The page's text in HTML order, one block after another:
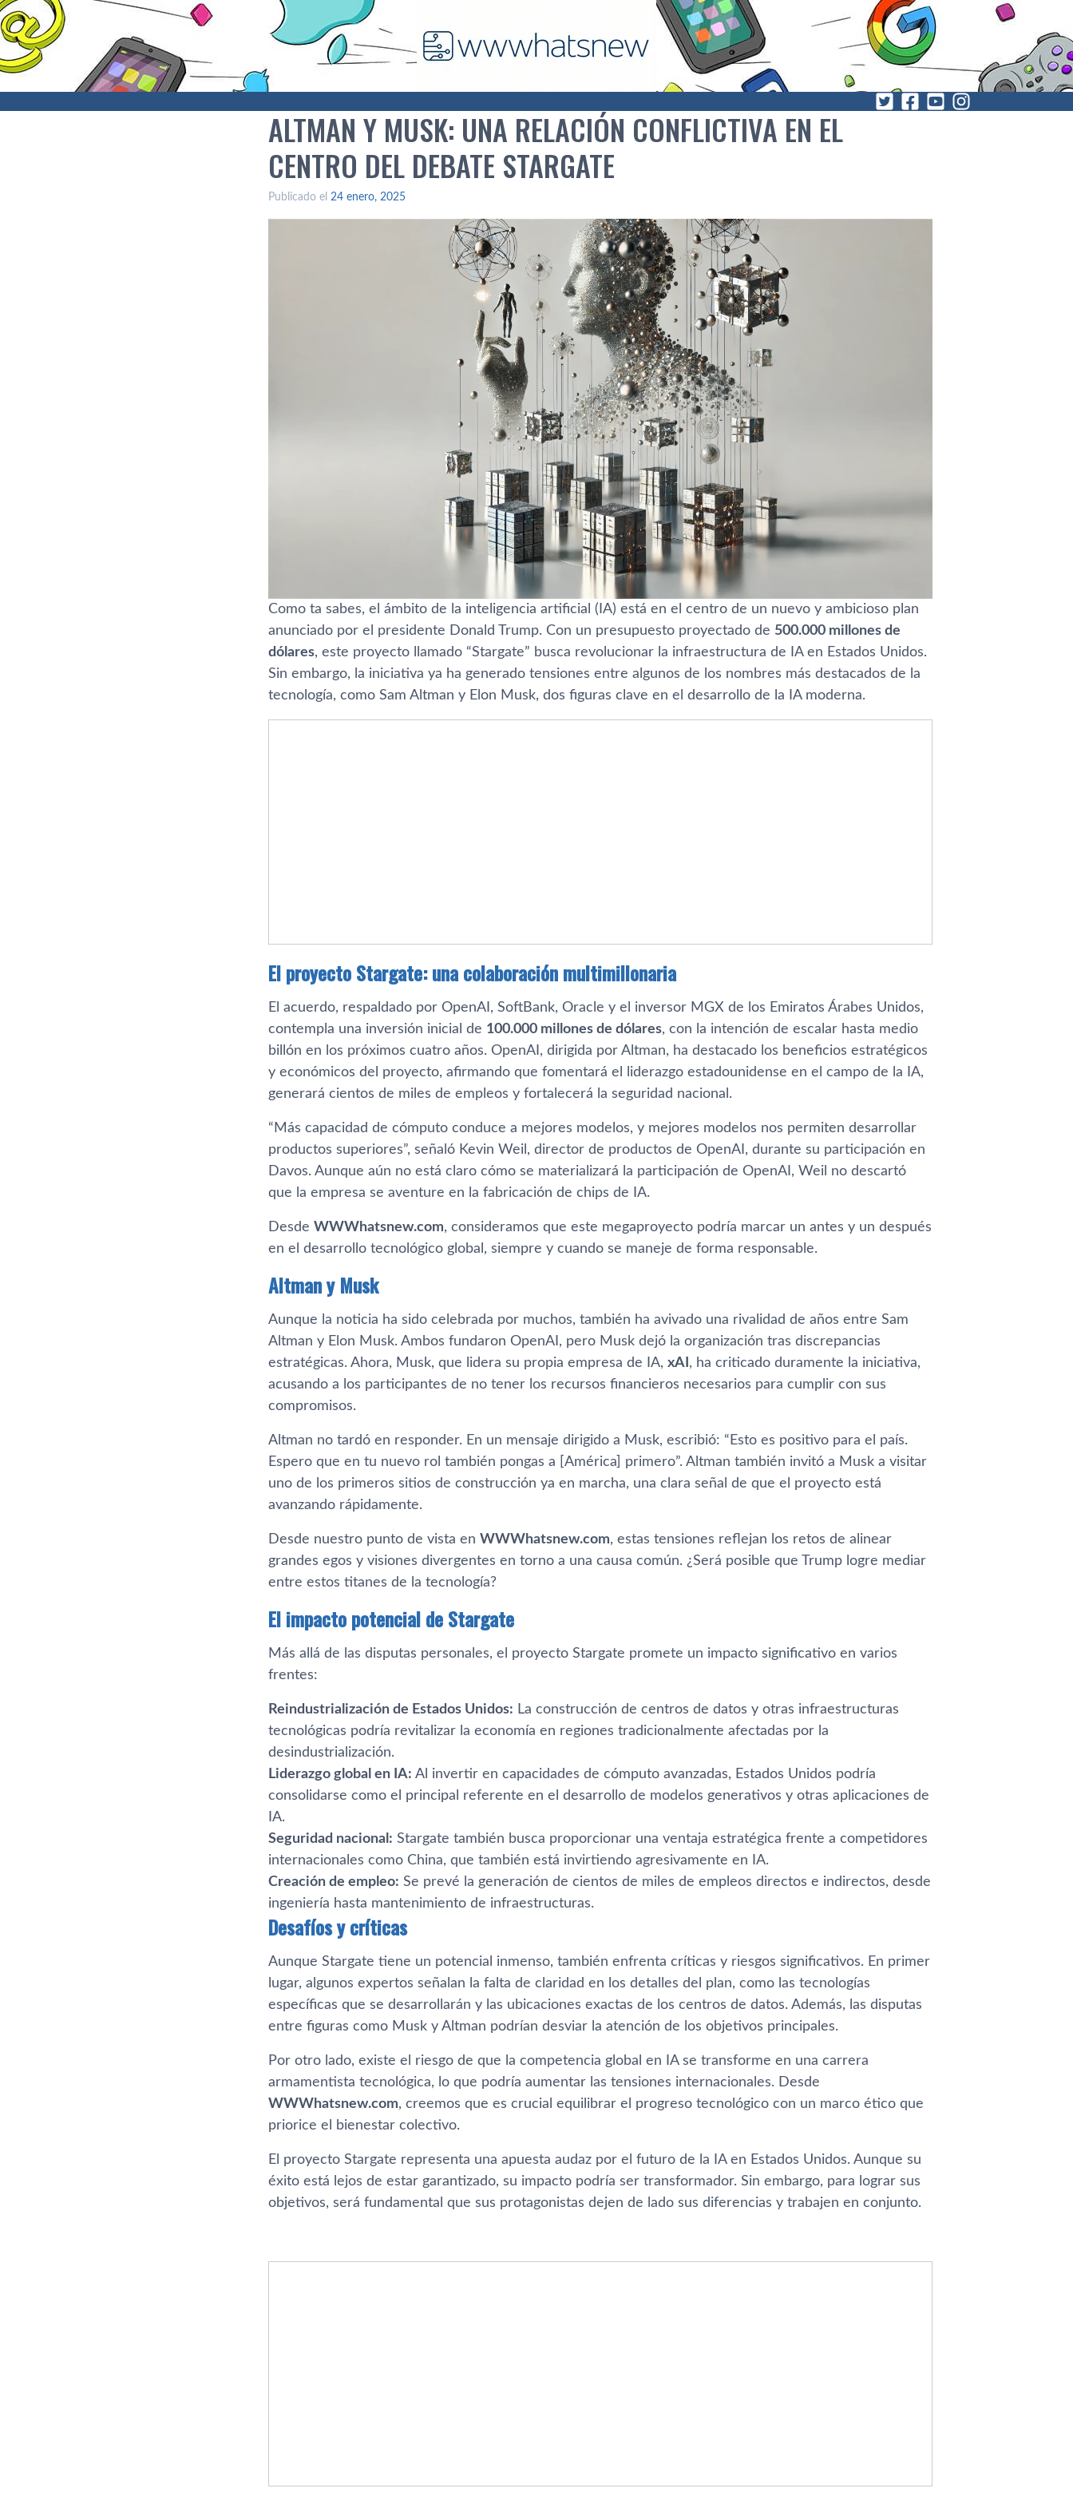
ALTMAN Y MUSK: UNA RELACIÓN CONFLICTIVA EN EL
CENTRO DEL DEBATE STARGATE
Publicado el 24 enero, 2025
Como ta sabes, el ámbito de la inteligencia artificial (IA) está en el centro de un nuevo y ambicioso plan
anunciado por el presidente Donald Trump. Con un presupuesto proyectado de 500.000 millones de
dólares, este proyecto llamado “Stargate” busca revolucionar la infraestructura de IA en Estados Unidos.
Sin embargo, la iniciativa ya ha generado tensiones entre algunos de los nombres más destacados de la
tecnología, como Sam Altman y Elon Musk, dos figuras clave en el desarrollo de la IA moderna.
El proyecto Stargate: una colaboración multimillonaria
El acuerdo, respaldado por OpenAI, SoftBank, Oracle y el inversor MGX de los Emiratos Árabes Unidos,
contempla una inversión inicial de 100.000 millones de dólares, con la intención de escalar hasta medio
billón en los próximos cuatro años. OpenAI, dirigida por Altman, ha destacado los beneficios estratégicos
y económicos del proyecto, afirmando que fomentará el liderazgo estadounidense en el campo de la IA,
generará cientos de miles de empleos y fortalecerá la seguridad nacional.
“Más capacidad de cómputo conduce a mejores modelos, y mejores modelos nos permiten desarrollar
productos superiores”, señaló Kevin Weil, director de productos de OpenAI, durante su participación en
Davos. Aunque aún no está claro cómo se materializará la participación de OpenAI, Weil no descartó
que la empresa se aventure en la fabricación de chips de IA.
Desde WWWhatsnew.com, consideramos que este megaproyecto podría marcar un antes y un después
en el desarrollo tecnológico global, siempre y cuando se maneje de forma responsable.
Altman y Musk
Aunque la noticia ha sido celebrada por muchos, también ha avivado una rivalidad de años entre Sam
Altman y Elon Musk. Ambos fundaron OpenAI, pero Musk dejó la organización tras discrepancias
estratégicas. Ahora, Musk, que lidera su propia empresa de IA, xAI , ha criticado duramente la iniciativa,
acusando a los participantes de no tener los recursos financieros necesarios para cumplir con sus
compromisos.
Altman no tardó en responder. En un mensaje dirigido a Musk, escribió: “Esto es positivo para el país.
Espero que en tu nuevo rol también pongas a [América] primero”. Altman también invitó a Musk a visitar
uno de los primeros sitios de construcción ya en marcha, una clara señal de que el proyecto está
avanzando rápidamente.
Desde nuestro punto de vista en WWWhatsnew.com, estas tensiones reflejan los retos de alinear
grandes egos y visiones divergentes en torno a una causa común. ¿Será posible que Trump logre mediar
entre estos titanes de la tecnología?
El impacto potencial de Stargate
Más allá de las disputas personales, el proyecto Stargate promete un impacto significativo en varios
frentes:
Reindustrialización de Estados Unidos: La construcción de centros de datos y otras infraestructuras
tecnológicas podría revitalizar la economía en regiones tradicionalmente afectadas por la
desindustrialización.
Liderazgo global en IA: Al invertir en capacidades de cómputo avanzadas, Estados Unidos podría
consolidarse como el principal referente en el desarrollo de modelos generativos y otras aplicaciones de
IA.
Seguridad nacional: Stargate también busca proporcionar una ventaja estratégica frente a competidores
internacionales como China, que también está invirtiendo agresivamente en IA.
Creación de empleo: Se prevé la generación de cientos de miles de empleos directos e indirectos, desde
ingeniería hasta mantenimiento de infraestructuras.
Desafíos y críticas
Aunque Stargate tiene un potencial inmenso, también enfrenta críticas y riesgos significativos. En primer
lugar, algunos expertos señalan la falta de claridad en los detalles del plan, como las tecnologías
específicas que se desarrollarán y las ubicaciones exactas de los centros de datos. Además, las disputas
entre figuras como Musk y Altman podrían desviar la atención de los objetivos principales.
Por otro lado, existe el riesgo de que la competencia global en IA se transforme en una carrera
armamentista tecnológica, lo que podría aumentar las tensiones internacionales. Desde
WWWhatsnew.com, creemos que es crucial equilibrar el progreso tecnológico con un marco ético que
priorice el bienestar colectivo.
El proyecto Stargate representa una apuesta audaz por el futuro de la IA en Estados Unidos. Aunque su
éxito está lejos de estar garantizado, su impacto podría ser transformador. Sin embargo, para lograr sus
objetivos, será fundamental que sus protagonistas dejen de lado sus diferencias y trabajen en conjunto.